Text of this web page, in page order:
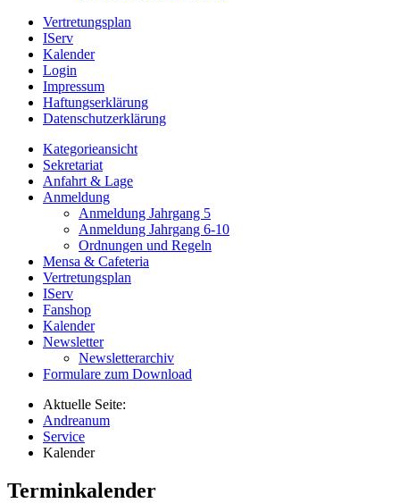
Vertretungsplan
IServ
Kalender
Login
Impressum
Haftungserklärung
Datenschutzerklärung
Kategorieansicht
Sekretariat
Anfahrt & Lage
Anmeldung
Anmeldung Jahrgang 5
Anmeldung Jahrgang 6-10
Ordnungen und Regeln
Mensa & Cafeteria
Vertretungsplan
IServ
Fanshop
Kalender
Newsletter
Newsletterarchiv
Formulare zum Download
Aktuelle Seite:
Andreanum
Service
Kalender
Terminkalender